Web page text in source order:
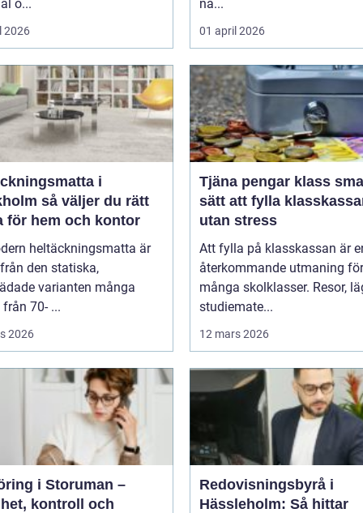
o...
2026
na...
01 april 2026
i
du rätt
för hem och kontor
heltäckningsmatta är
den statiska,
varianten många
70- ...
2026
Tjäna pengar klass smarta
sätt att fylla
utan stress
Att fylla på klasskassan är
återkommande utmaning för
många skolklasser. Resor,
studiemate...
12 mars 2026
i Storuman –
kontroll och
Redovisningsbyrå i
Hässleholm: Så hittar